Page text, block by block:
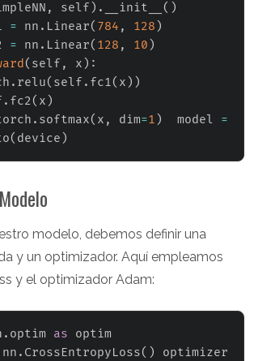
, self ) . __init__ ( )
= nn . Linear( 784 , 128 )
= nn . Linear( 128 , 10 )
( self , x ) :
. relu( self . fc1( x ) )
. fc2( x )
. softmax( x , dim=1 )
  model
=
( device )
modelo, debemos definir una
y un optimizador. Aquí empleamos
y el optimizador Adam:
. optim as optim
nn . CrossEntropyLoss( )